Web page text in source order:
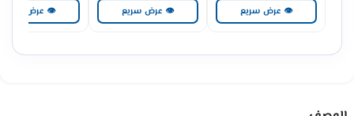
👁 عرض سريع
👁 عرض سريع
👁 عرض سريع